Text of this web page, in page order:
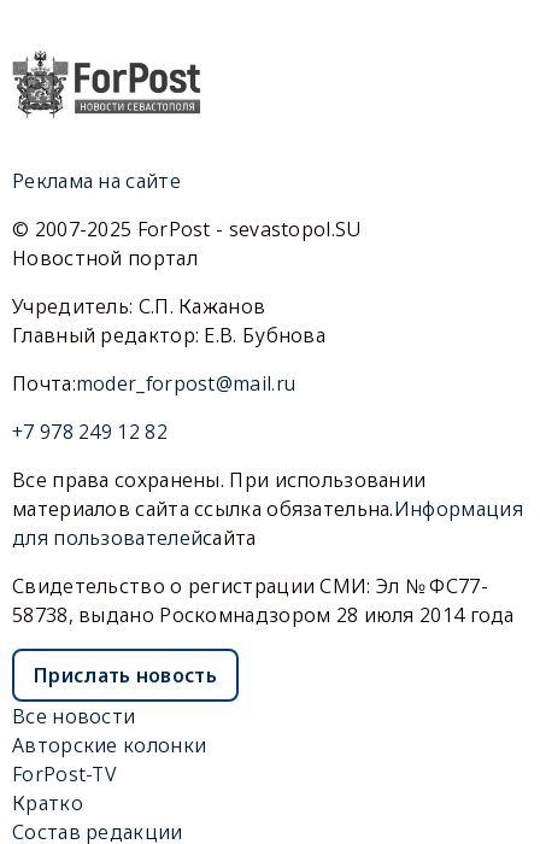
Реклама на сайте
© 2007-2025 ForPost - sevastopol.SU
Новостной портал
Учредитель: С.П. Кажанов
Главный редактор: Е.В. Бубнова
Почта:moder_forpost@mail.ru
+7 978 249 12 82
Все права сохранены. При использовании
материалов сайта ссылка обязательна.Информация
для пользователейсайта
Свидетельство о регистрации СМИ: Эл № ФС77-
58738, выдано Роскомнадзором 28 июля 2014 года
Прислать новость
Все новости
Авторские колонки
ForPost-TV
Кратко
Состав редакции